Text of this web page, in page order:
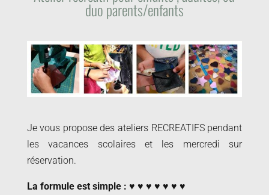
duo parents/enfants
Je vous propose des ateliers RECREATIFS pendant
les vacances scolaires et les mercredi sur
réservation.
La formule est simple : ♥ ♥ ♥ ♥ ♥ ♥ ♥